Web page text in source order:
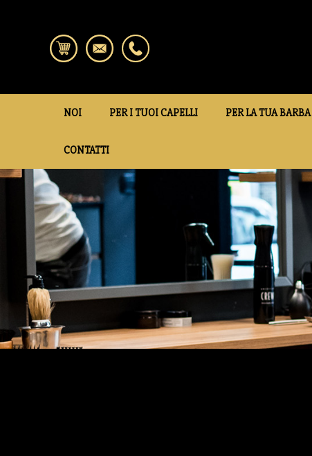
NOI PER I TUOI CAPELLI PER LA TUA BARBA
CONTATTI